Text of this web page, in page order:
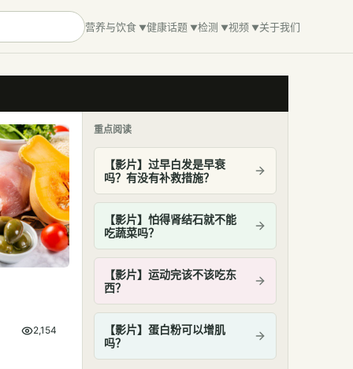
营养与饮食 健康话题 检测 视频 关于我们
2,154
重点阅读
【影片】过早白发是早衰
吗？有没有补救措施？
【影片】怕得肾结石就不能
吃蔬菜吗？
【影片】运动完该不该吃东
西？
【影片】蛋白粉可以增肌
吗？